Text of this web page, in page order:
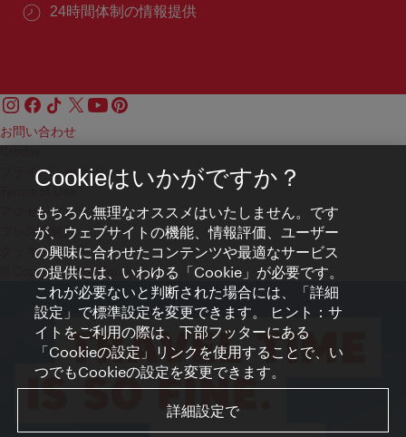
24時間体制の情報提供
お問い合わせ
プライバシーポリシー
アクセシビリティ
プレス連絡先
クッキーの設定
© Copyright WienTourismus
Cookieはいかがですか？
もちろん無理なオススメはいたしません。です
が、ウェブサイトの機能、情報評価、ユーザー
の興味に合わせたコンテンツや最適なサービス
の提供には、いわゆる「Cookie」が必要です。
これが必要ないと判断された場合には、「詳細
設定」で標準設定を変更できます。 ヒント：サ
イトをご利用の際は、下部フッターにある
「Cookieの設定」リンクを使用することで、い
つでもCookieの設定を変更できます。
詳細設定で